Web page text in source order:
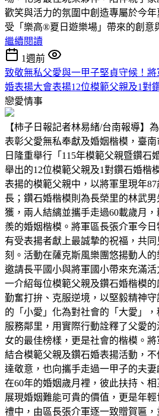
歡笑與活力的氛圍中創造專屬於今
受「樂高®夏日遊樂場」帶來的創意
繼續閱讀
1週前
致敬無私父愛與一甲子堅貞守候！
婚表揚大會表揚12位模範父親及1對
戀愛情事
【柿子日報記者林易緒/台南報導】
表彰父愛無私奉獻及婚姻楷模，臺南
日隆重舉行「115年模範父親暨鑽石
舉出的12位模範父親及1對鑽石婚楷
表揚的模範父親中，以將軍里現年
長；鑽石婚楷模則為長榮里的林武
獲，兩人結縭並攜手走過60載歲月
羨的婚姻楷模。將軍區長張介軍今
有受表揚者獻上最誠摯的祝福，共
刻。活動在薩克斯風樂團悠揚動人的
邀請長平國小與將軍國小帶來充滿
一介紹每位模範父親及鑽石婚楷模
勤奮打拚、克服逆境，以堅毅精神
的「小愛」化為對社會的「大愛」
服務鄰里，用實際行動詮釋了父愛
女的最佳榜樣，更是社會的楷模。將
結合模範父親及鑽石婚表揚活動，
達敬意，也向攜手走過一甲子的夫
在60年的婚姻歲月裡，彼此扶持、
展現婚姻難能可貴的價值，更是年
禮中，由區長張介軍逐一致贈賀匾